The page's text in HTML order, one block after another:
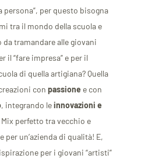
per questo bisogna
tra il mondo della scuola e
tramandare alle giovani
il “fare impresa” e per il
di quella artigiana? Quella
con passione e con
, integrando leinnovazioni e
Mix perfetto tra vecchio e
un’azienda di qualità! E,
per i giovani “artisti”